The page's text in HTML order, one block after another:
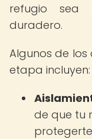
refugio sea
duradero.
Algunos de
etapa incluyen:
de que tu